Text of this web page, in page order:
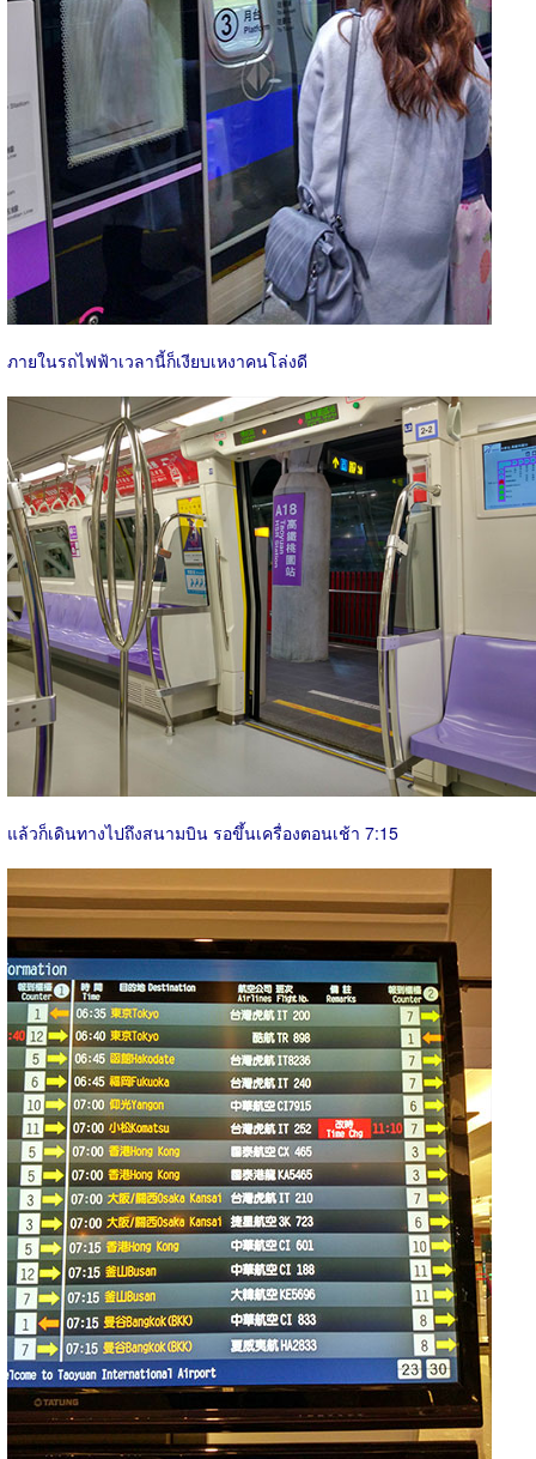
ภายในรถไฟฟ้าเวลานี้ก็เงียบเหงาคนโล่งดี
แล้วก็เดินทางไปถึงสนามบิน รอขึ้นเครื่องตอนเช้า 7:15